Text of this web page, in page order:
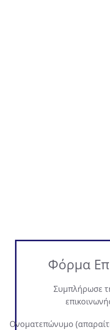
Φόρμα
Συμπλήρωσε
Ονοματεπώνυμο